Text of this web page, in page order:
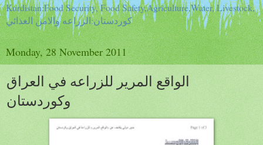
Kurdistan:Food Security, Food Safety,Agriculture,Water, Livestock,
كوردستان:الزراعه والامن الغذائي
Monday, 28 November 2011
الواقع المرير للزراعه في العراق
وكوردستان